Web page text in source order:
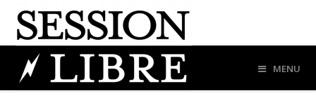
MENU